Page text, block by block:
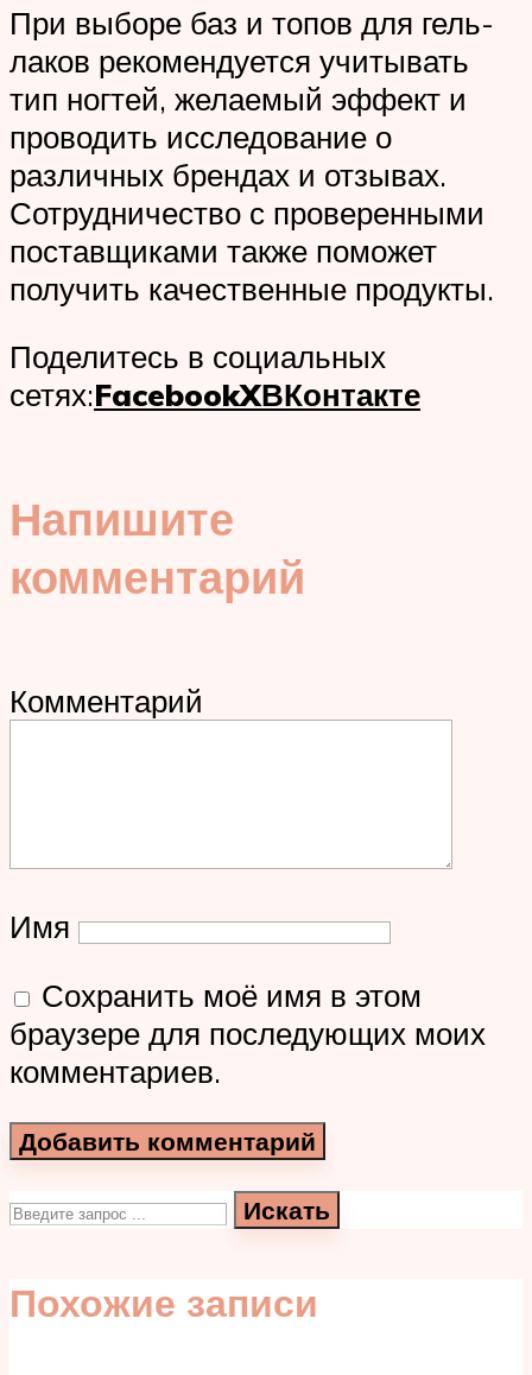
При выборе баз и топов для гель-
лаков рекомендуется учитывать
тип ногтей, желаемый эффект и
проводить исследование о
различных брендах и отзывах.
Сотрудничество с проверенными
поставщиками также поможет
получить качественные продукты.
Поделитесь в социальных
сетях:FacebookXВКонтакте
Напишите
комментарий
Комментарий
Имя
Сохранить моё имя в этом
браузере для последующих моих
комментариев.
Искать
Похожие записи